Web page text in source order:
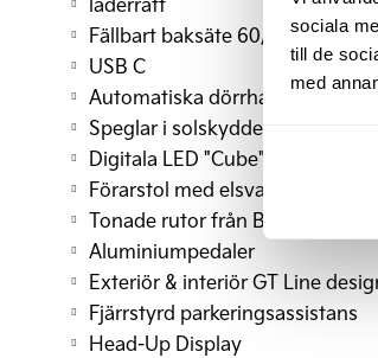
sociala
till de
med
Fällbart baksäte 60/40
USB C
Automatiska dörrhandtag fram
Speglar i solskydden upplysta
Digitala LED "Cube" – strålkastare
Förarstol med elsvankstöd
Tonade rutor från B-stolpen
Aluminiumpedaler
Exteriör & interiör GT Line
Fjärrstyrd parkeringsassistans
Head-Up Display